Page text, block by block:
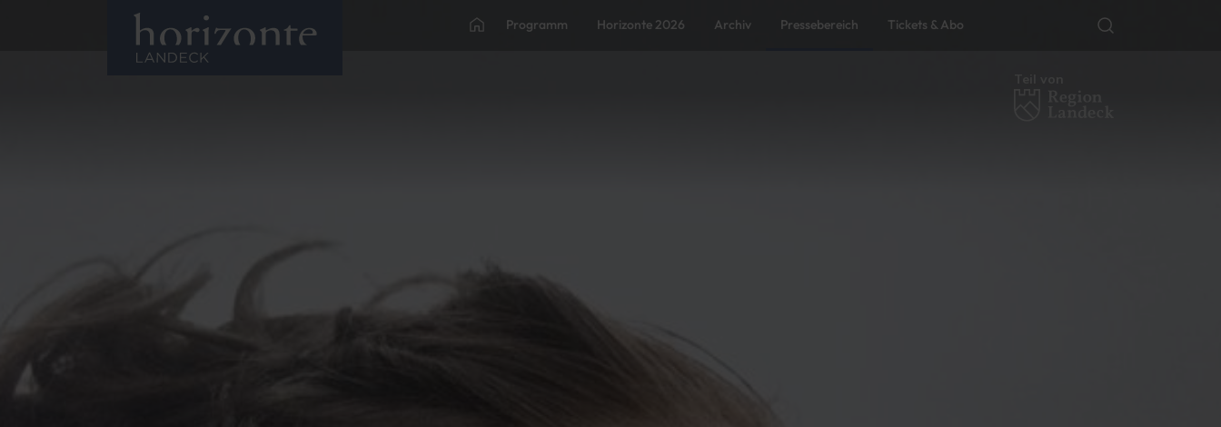
Programm Horizonte 2026 Archiv Pressebereich Tickets & Abo